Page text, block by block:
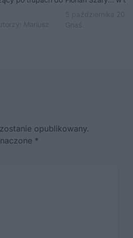
opublikowany.
*